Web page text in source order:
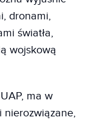
dronami,
światła,
wojskową
ma w
nierozwiązane,